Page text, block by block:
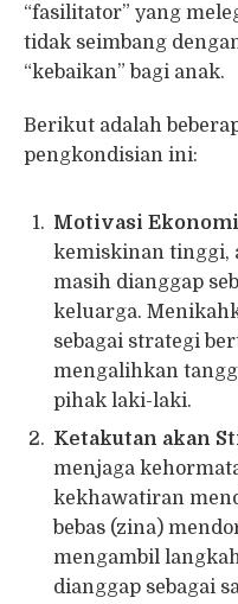
“fasilitator” yang
tidak seimbang
“kebaikan” bagi anak.
Berikut adalah
pengkondisian ini:
Motivasi Ekonomi
kemiskinan tinggi,
masih dianggap
keluarga.
sebagai strategi
mengalihkan
pihak laki-laki.
Ketakutan akan
menjaga
kekhawatiran
bebas (zina)
mengambil
dianggap sebagai